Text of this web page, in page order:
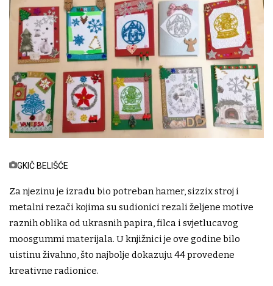
GKIČ BELIŠĆE
Za njezinu je izradu bio potreban hamer, sizzix stroj i
metalni rezači kojima su sudionici rezali željene motive
raznih oblika od ukrasnih papira, filca i svjetlucavog
moosgummi materijala. U knjižnici je ove godine bilo
uistinu živahno, što najbolje dokazuju 44 provedene
kreativne radionice.